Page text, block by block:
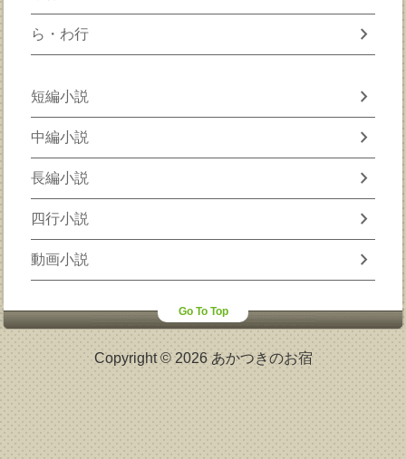
ら・わ行 chevron_right
短編小説 chevron_right
中編小説 chevron_right
長編小説 chevron_right
四行小説 chevron_right
動画小説 chevron_right
Go To Top
Copyright © 2026 あかつきのお宿